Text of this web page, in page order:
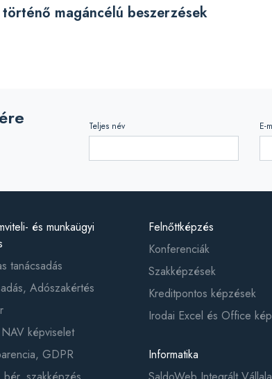
magáncélú beszerzések
Teljes név E-
és munkaügyi
tanácsadás
Adószakértés
képviselet
GDPR
Felnőttképzés
Konferenciák
Szakképzések
Kreditpontos képzések
Irodai Excel és Office
Informatika